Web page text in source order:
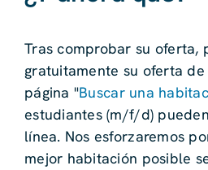
Tras comprobar su oferta,
gratuitamente su oferta
página "Buscar una
estudiantes (m/f/d)
línea. Nos esforzaremos
mejor habitación posible